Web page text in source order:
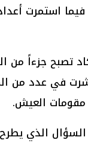
استمرت
تصبح جزءاً
في عدد من
مقومات العيش.
السؤال الذي